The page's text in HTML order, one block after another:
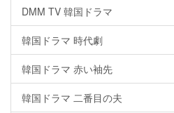
DMM TV 韓国ドラマ
韓国ドラマ 時代劇
韓国ドラマ 赤い袖先
韓国ドラマ 二番目の夫